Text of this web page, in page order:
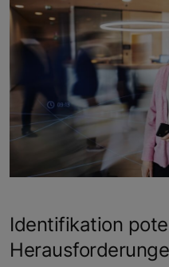
Identifikation